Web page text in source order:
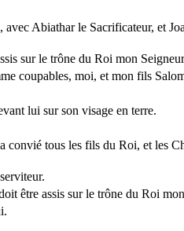
Abiathar le Sacrificateur, et
sur le trône du Roi mon
coupables, moi, et mon fils
lui sur son visage en terre.
convié tous les fils du Roi, et les
être assis sur le trône du Roi